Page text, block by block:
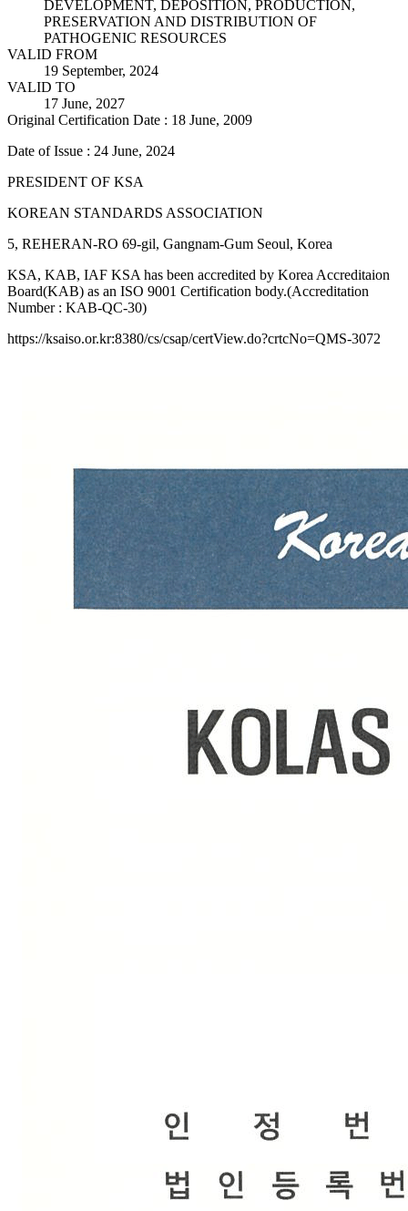
DEVELOPMENT, DEPOSITION, PRODUCTION,
PRESERVATION AND DISTRIBUTION OF
PATHOGENIC RESOURCES
VALID FROM
19 September, 2024
VALID TO
17 June, 2027
Original Certification Date : 18 June, 2009
Date of Issue : 24 June, 2024
PRESIDENT OF KSA
KOREAN STANDARDS ASSOCIATION
5, REHERAN-RO 69-gil, Gangnam-Gum Seoul, Korea
KSA, KAB, IAF KSA has been accredited by Korea Accreditaion
Board(KAB) as an ISO 9001 Certification body.(Accreditation
Number : KAB-QC-30)
https://ksaiso.or.kr:8380/cs/csap/certView.do?crtcNo=QMS-3072